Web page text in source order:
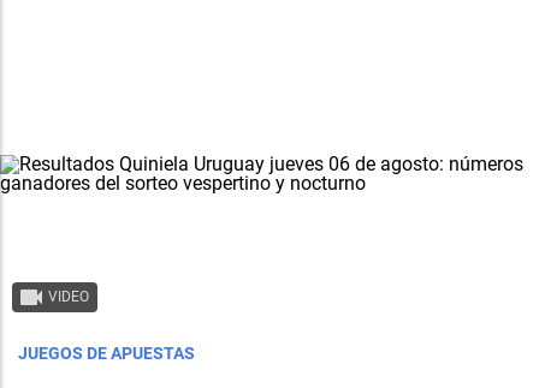
VIDEO
JUEGOS DE APUESTAS